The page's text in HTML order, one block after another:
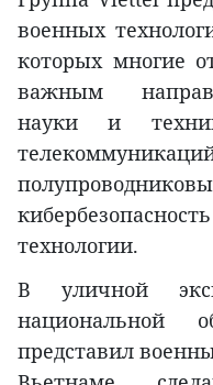
военных
которых многие
важным
науки и
технологии.
В уличной
национальной
представил